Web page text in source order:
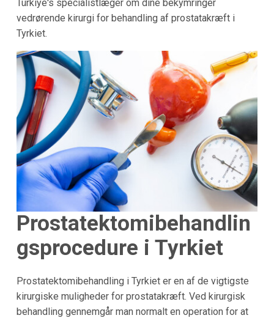
Türkiye's specialistlæger om dine bekymringer
vedrørende kirurgi for behandling af prostatakræft i
Tyrkiet.
Prostatektomibehandlin
gsprocedure i Tyrkiet
Prostatektomibehandling i Tyrkiet er en af de vigtigste
kirurgiske muligheder for prostatakræft. Ved kirurgisk
behandling gennemgår man normalt en operation for at